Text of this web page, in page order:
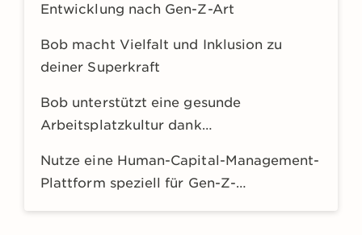
Entwicklung nach Gen-Z-Art
Bob macht Vielfalt und Inklusion zu
deiner Superkraft
Bob unterstützt eine gesunde
Arbeitsplatzkultur dank
Nutze eine Human-Capital-Management-
Plattform speziell für Gen-Z-